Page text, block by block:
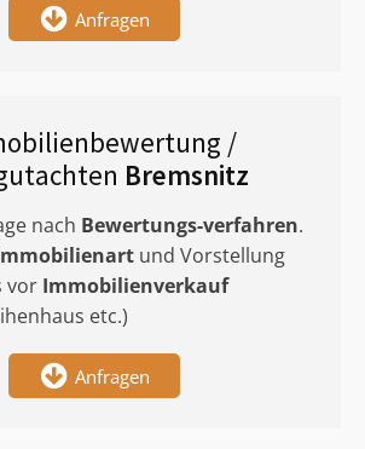
Anfragen
/
Bremsnitz
nach Bewertungs-verfahren.
und Vorstellung
vor Immobilienverkauf
etc.)
Anfragen